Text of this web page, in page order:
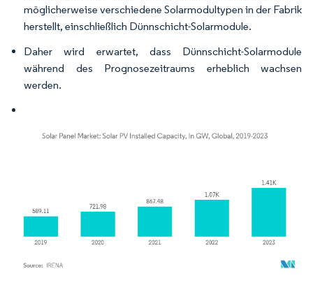
möglicherweise verschiedene Solarmodultypen in der Fabrik
herstellt, einschließlich Dünnschicht-Solarmodule.
Daher wird erwartet, dass Dünnschicht-Solarmodule
während des Prognosezeitraums erheblich wachsen
werden.